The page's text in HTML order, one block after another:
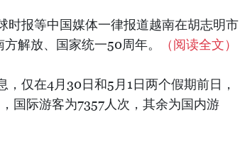
时报等中国媒体一律报道越南在胡志明市
解放、国家统一50周年。
（阅读全文）
仅在4月30日和5月1日两个假期前日，
国际游客为7357人次，其余为国内游